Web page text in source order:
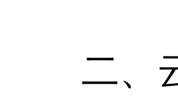
二、云